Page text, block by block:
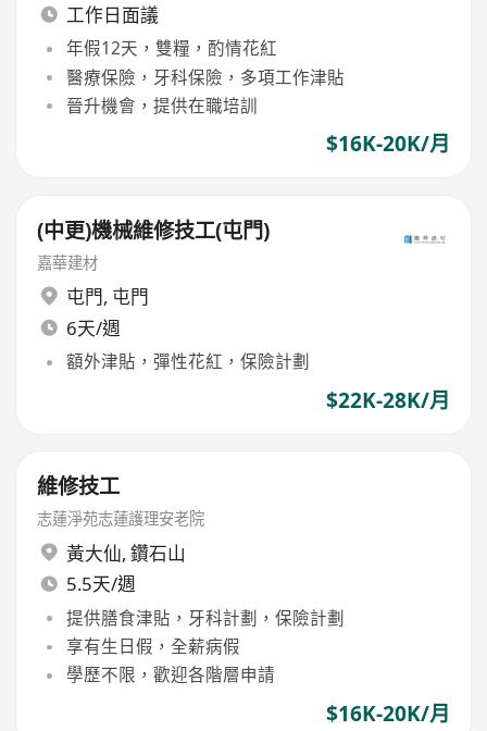
工作日面議
年假12天，雙糧，酌情花紅
醫療保險，牙科保險，多項工作津貼
晉升機會，提供在職培訓
$16K-20K/月
(中更)機械維修技工(屯門)
嘉華建材
屯門, 屯門
6天/週
額外津貼，彈性花紅，保險計劃
$22K-28K/月
維修技工
志蓮淨苑志蓮護理安老院
黃大仙, 鑽石山
5.5天/週
提供膳食津貼，牙科計劃，保險計劃
享有生日假，全薪病假
學歷不限，歡迎各階層申請
$16K-20K/月